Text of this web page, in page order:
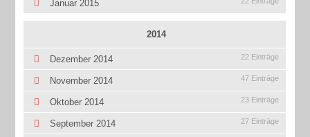
Januar 2015
2014
Dezember 2014 22 Einträge
November 2014 47 Einträge
Oktober 2014 23 Einträge
September 2014 27 Einträge